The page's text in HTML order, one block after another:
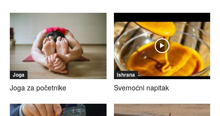
Joga
Joga za početnike
Ishrana
Svemoćni napitak